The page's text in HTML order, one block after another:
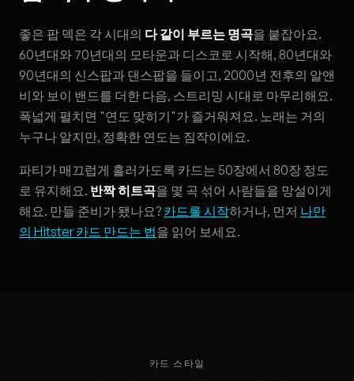
좋은 팝 덱은 각 시대의 다 같이 부르는 명곡을 붙잡아요.
60년대와 70년대의 모타운과 디스코로 시작해, 80년대와
90년대의 신스팝과 댄스팝을 들이고, 2000년 전후의 알앤
비와 보이 밴드를 더한 다음, 스트리밍 시대로 마무리해요.
폭넓게 펼치면 "연도 맞히기"가 즐거워져요. 노래는 거의
누구나 알지만, 정확한 연도는 짐작이에요.
파티가 매끄럽게 흘러가도록 카드는 50장에서 80장 정도
로 유지해요. 반짝 히트곡을 몇 곡 섞어 사람들을 망설이게
해요. 만들 준비가 됐나요? 카드를 시작하거나, 먼저 나만
의 Hitster 카드 만드는 법을 읽어 보세요.
카드 스타일